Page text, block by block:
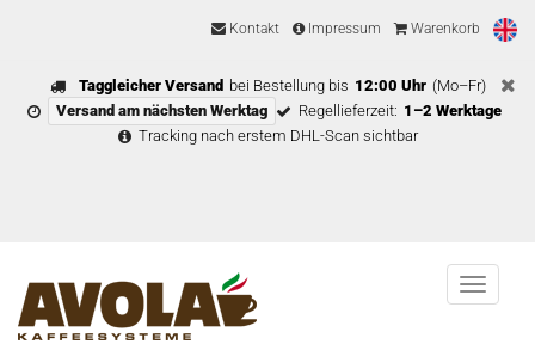
Kontakt Impressum Warenkorb
Taggleicher Versand bei Bestellung bis 12:00 Uhr (Mo–Fr)
Versand am nächsten Werktag
Regellieferzeit: 1–2 Werktage
Tracking nach erstem DHL-Scan sichtbar
Menu